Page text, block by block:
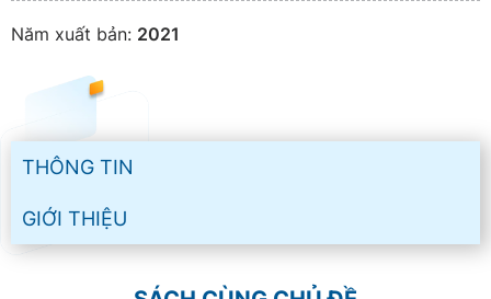
Năm xuất bản: 2021
THÔNG TIN
GIỚI THIỆU